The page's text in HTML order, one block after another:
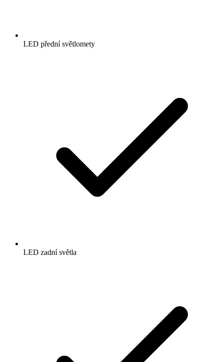
LED přední světlomety
LED zadní světla